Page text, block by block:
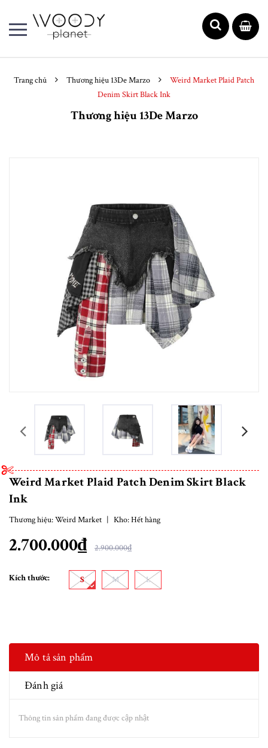
Trang chủ Thương hiệu 13De Marzo
Weird Market Plaid Patch
Denim Skirt Black Ink
Thương hiệu 13De Marzo
prev
Weird Market Plaid Patch Denim Skirt Black
Ink
Thương hiệu:Weird Market | Kho:Hết hàng
2.700.000₫ 2.900.000₫
Kích thước: S M L
Mô tả sản phẩm
Đánh giá
Thông tin sản phẩm đang được cập nhật